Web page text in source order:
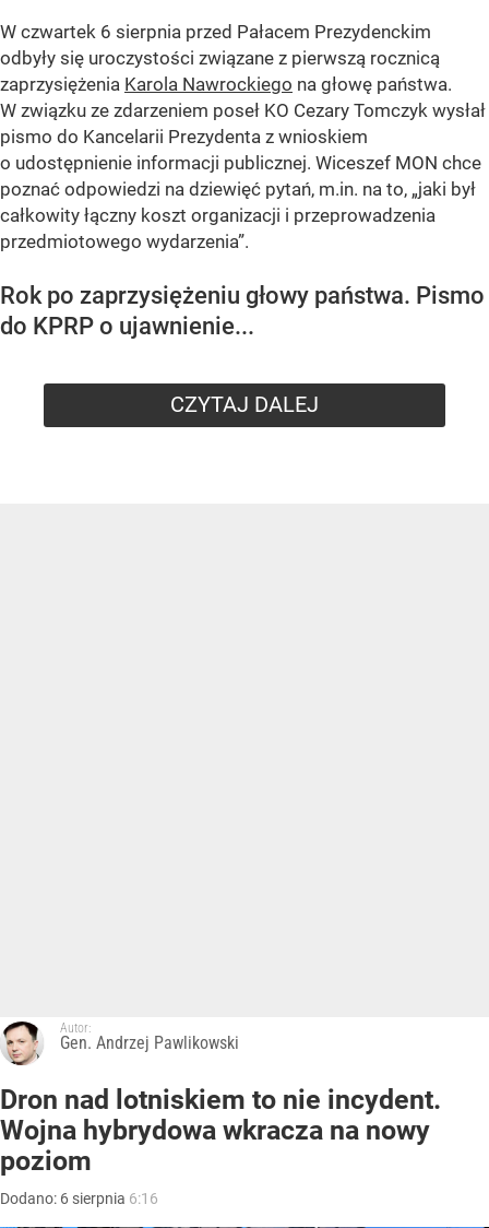
W czwartek 6 sierpnia przed Pałacem Prezydenckim
odbyły się uroczystości związane z pierwszą rocznicą
zaprzysiężenia Karola Nawrockiego na głowę państwa.
W związku ze zdarzeniem poseł KO Cezary Tomczyk wysłał
pismo do Kancelarii Prezydenta z wnioskiem
o udostępnienie informacji publicznej. Wiceszef MON chce
poznać odpowiedzi na dziewięć pytań, m.in. na to, „jaki był
całkowity łączny koszt organizacji i przeprowadzenia
przedmiotowego wydarzenia”.
Rok po zaprzysiężeniu głowy państwa. Pismo
do KPRP o ujawnienie...
CZYTAJ DALEJ
Autor:
Gen. Andrzej Pawlikowski
Dron nad lotniskiem to nie incydent.
Wojna hybrydowa wkracza na nowy
poziom
Dodano: 6 sierpnia 6:16